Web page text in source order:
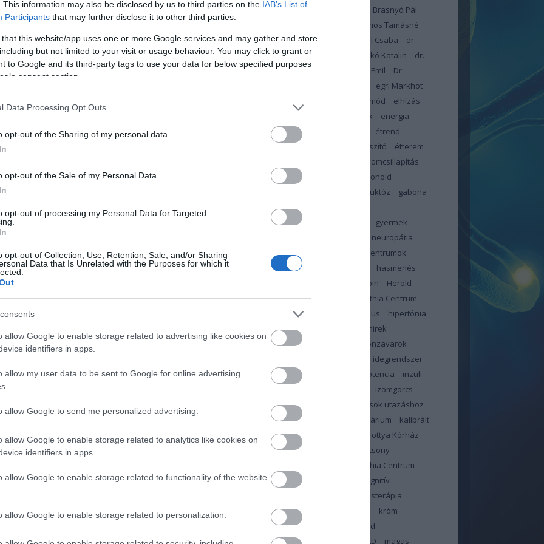
This information may also be disclosed by us to third parties on the IAB’s List of
Participants that may further disclose it to other third parties.
that this website/app uses one or more Google services and may gather and store
but not limited to your visit or usage behaviour. You may click to grant or
to Google and its third-party tags to use your data for below specified purposes
consent section.
Data Processing Opt Outs
opt-out of the Sharing of my personal data.
opt-out of the Sale of my Personal Data.
opt-out of processing my Personal Data for Targeted
opt-out of Collection, Use, Retention, Sale, and/or Sharing
Data that Is Unrelated with the Purposes for which it
allow Google to enable storage related to advertising like cookies on
identifiers in apps.
allow my user data to be sent to Google for online advertising
allow Google to send me personalized advertising.
allow Google to enable storage related to analytics like cookies on
identifiers in apps.
allow Google to enable storage related to functionality of the website
allow Google to enable storage related to personalization.
neuropátia
a hirtelen
neuropátia egy olyan idegkárosodás, amelynek
károsodik, vagyis végül is a szervezet általános
a cukorbetegség szövődményeként alakul ki, és
Klára
dr. Blatniczky László
Dr. Brasnyó Pál
Dr. Halmos Tamásné
dr. Harcsa Eleonóra
Dr. Lengyel Csaba
dr.
Oraveczné dr. Kiss Éva
Dr. Piczkó Katalin
dr.
Pintér István
dr. Toldy-Schedel Emil
Dr.
Várkonyi Tamás
egri Markhot
életmód
elhízás
emésztési panaszok
energia
érelmeszesedés
étrend
étrend-kiegészítő
étrendkiegészítő
étterem
fájdalomcsillapítás
fáradtság
február
flavonoid
fruktóz
gabona
glikémiás index
glükóz
gluténmentes
gyermek
gyermek neuropátia
centrum
gyermek neuropátia centrumok
gyümölcs
gyümölcscukor
hasmenés
hemoglobin
Herold
Zoltán
Heves Megyei Neuropathia Centrum
hiánybetegség
hiperinzulinizmus
hipertónia
hipoglikémia
hirek
hőháztartás
hormonzavarok
idegrendszer
időskor
immunrendszer impotencia
inzuli
izomgörcs
izzadás
január
jó tanácsok utazáshoz
június kalendárium
kalibrált
hangvilla
kálium
Kanizsai Dorottya Kórház
kapcsolattartás orvossal
karácsony
Kelet-pesti Neuropathia Centrum
kismama
klór
kognitív
kognitív viselkedésterápia
koleszterin
kolin koronavírus
króm
Lagosa
lelki állóképesség
lipid
lipidháztartás
MAFLD
magas